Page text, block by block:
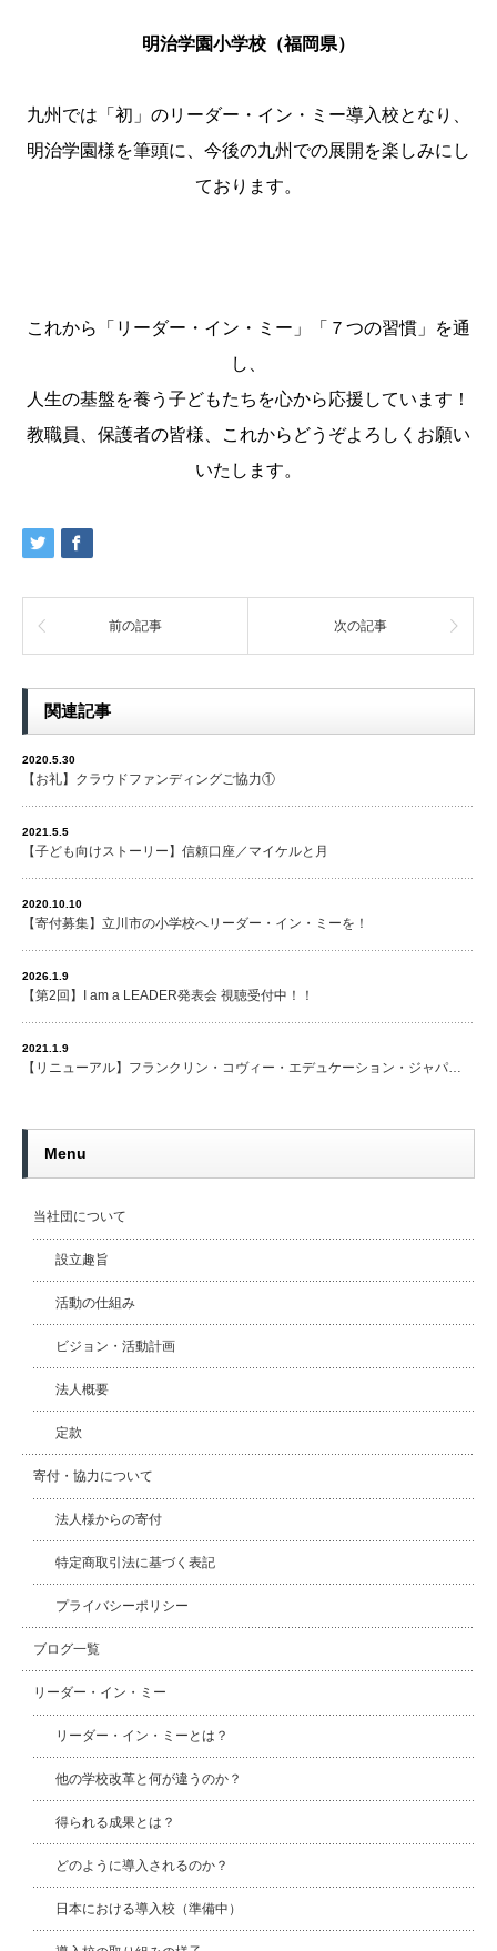
明治学園小学校（福岡県）
九州では「初」のリーダー・イン・ミー導入校となり、
明治学園様を筆頭に、今後の九州での展開を楽しみにし
ております。
これから「リーダー・イン・ミー」「７つの習慣」を通
し、
人生の基盤を養う子どもたちを心から応援しています！
教職員、保護者の皆様、これからどうぞよろしくお願い
いたします。
前の記事 次の記事
関連記事
2020.5.30
【お礼】クラウドファンディングご協力①
2021.5.5
【子ども向けストーリー】信頼口座／マイケルと月
2020.10.10
【寄付募集】立川市の小学校へリーダー・イン・ミーを！
2026.1.9
【第2回】I am a LEADER発表会 視聴受付中！！
2021.1.9
【リニューアル】フランクリン・コヴィー・エデュケーション・ジャパ…
Menu
当社団について
設立趣旨
活動の仕組み
ビジョン・活動計画
法人概要
定款
寄付・協力について
法人様からの寄付
特定商取引法に基づく表記
プライバシーポリシー
ブログ一覧
リーダー・イン・ミー
リーダー・イン・ミーとは？
他の学校改革と何が違うのか？
得られる成果とは？
どのように導入されるのか？
日本における導入校（準備中）